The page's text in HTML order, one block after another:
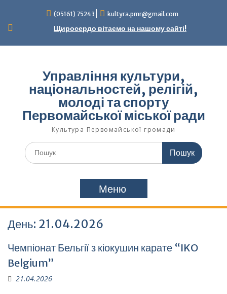
вмісту
(05161) 75243 kultyra.pmr@gmail.com
Щиросердо вітаємо на нашому сайті!
Управління культури,
національностей, релігій,
молоді та спорту
Первомайської міської ради
Культура Первомайcької громади
Шукати:
Меню
День: 21.04.2026
Чемпіонат Бельгії з кіокушин карате “IKO
Belgium”
21.04.2026